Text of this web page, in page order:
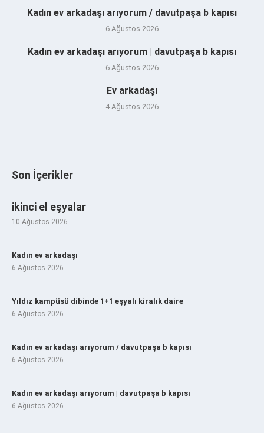
Kadın ev arkadaşı arıyorum / davutpaşa b kapısı
6 Ağustos 2026
Kadın ev arkadaşı arıyorum | davutpaşa b kapısı
6 Ağustos 2026
Ev arkadaşı
4 Ağustos 2026
Son İçerikler
ikinci el eşyalar
10 Ağustos 2026
Kadın ev arkadaşı
6 Ağustos 2026
Yıldız kampüsü dibinde 1+1 eşyalı kiralık daire
6 Ağustos 2026
Kadın ev arkadaşı arıyorum / davutpaşa b kapısı
6 Ağustos 2026
Kadın ev arkadaşı arıyorum | davutpaşa b kapısı
6 Ağustos 2026